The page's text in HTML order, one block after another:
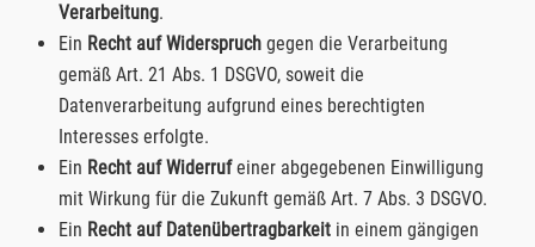
Verarbeitung.
Ein Recht auf Widerspruch gegen die Verarbeitung
gemäß Art. 21 Abs. 1 DSGVO, soweit die
Datenverarbeitung aufgrund eines berechtigten
Interesses erfolgte.
Ein Recht auf Widerrufeiner abgegebenen Einwilligung
mit Wirkung für die Zukunft gemäß Art. 7 Abs. 3 DSGVO.
Ein Recht auf Datenübertragbarkeit in einem gängigen